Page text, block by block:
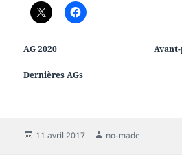
AG 2020
Dernières AGs
Publié
11 avril 2017 Auteur
no-made